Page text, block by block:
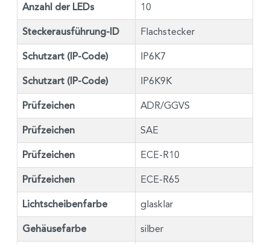
Anzahl der LEDs 10
Steckerausführung-ID Flachstecker
Schutzart (IP-Code) IP6K7
Schutzart (IP-Code) IP6K9K
Prüfzeichen ADR/GGVS
Prüfzeichen SAE
Prüfzeichen ECE-R10
Prüfzeichen ECE-R65
Lichtscheibenfarbe glasklar
Gehäusefarbe silber